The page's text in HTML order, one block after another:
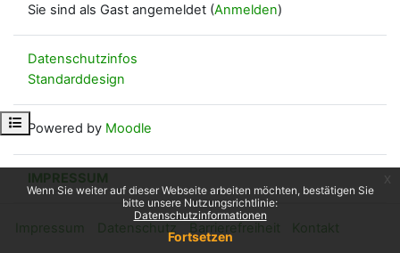
Wenn Sie weiter auf dieser Webseite arbeiten möchten, bestätigen Sie
bitte unsere Nutzungsrichtlinie:
Datenschutzinformationen
Fortsetzen
Kursindex öffnen
Sie sind als Gast angemeldet (Anmelden)
Datenschutzinfos
Standarddesign
Powered by Moodle
IMPRESSUM
Impressum Datenschutz Barrierefreiheit Kontakt